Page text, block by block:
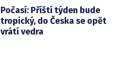
Počasí: Příští týden bude
tropický, do Česka se opět
vrátí vedra